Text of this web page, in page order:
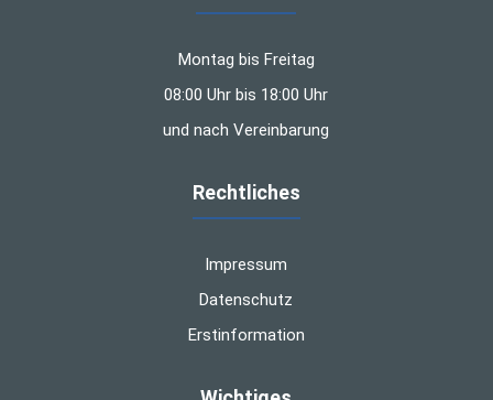
Montag bis Freitag
08:00 Uhr bis 18:00 Uhr
und nach Vereinbarung
Rechtliches
Impressum
Datenschutz
Erstinformation